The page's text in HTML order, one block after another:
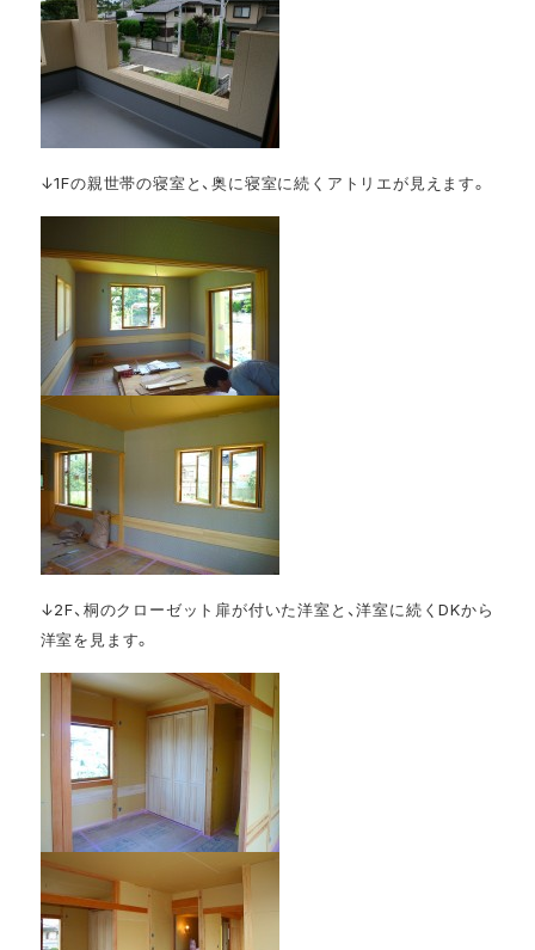
↓1Fの親世帯の寝室と、奥に寝室に続くアトリエが見えます。
↓2F、桐のクローゼット扉が付いた洋室と、洋室に続くDKから
洋室を見ます。